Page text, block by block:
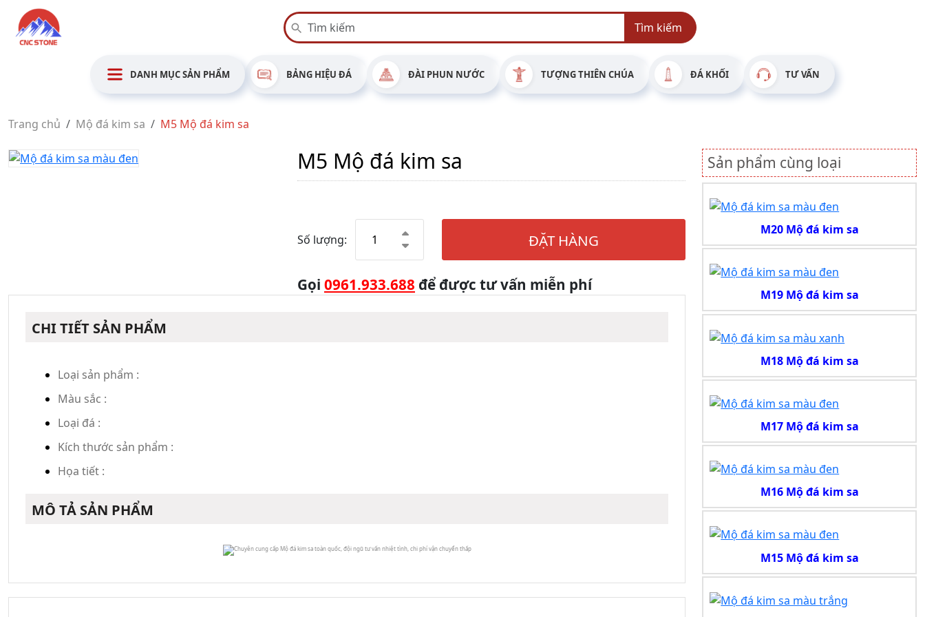
Tìm kiếm
DANH MỤC SẢN PHẨM BẢNG HIỆU ĐÁ ĐÀI PHUN NƯỚC TƯỢNG THIÊN CHÚA ĐÁ KHỐI TƯ VẤN
Trang chủ Mộ đá kim sa M5 Mộ đá kim sa
M5 Mộ đá kim sa
Số lượng: ĐẶT HÀNG
Gọi 0961.933.688 để được tư vấn miễn phí
CHI TIẾT SẢN PHẨM
Loại sản phẩm :
Màu sắc :
Loại đá :
Kích thước sản phẩm :
Họa tiết :
MÔ TẢ SẢN PHẨM
Sản phẩm cùng loại
M20 Mộ đá kim sa
M19 Mộ đá kim sa
M18 Mộ đá kim sa
M17 Mộ đá kim sa
M16 Mộ đá kim sa
M15 Mộ đá kim sa